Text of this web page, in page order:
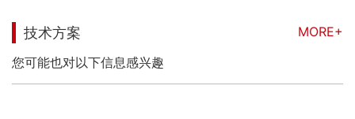
技术方案
MORE+
您可能也对以下信息感兴趣